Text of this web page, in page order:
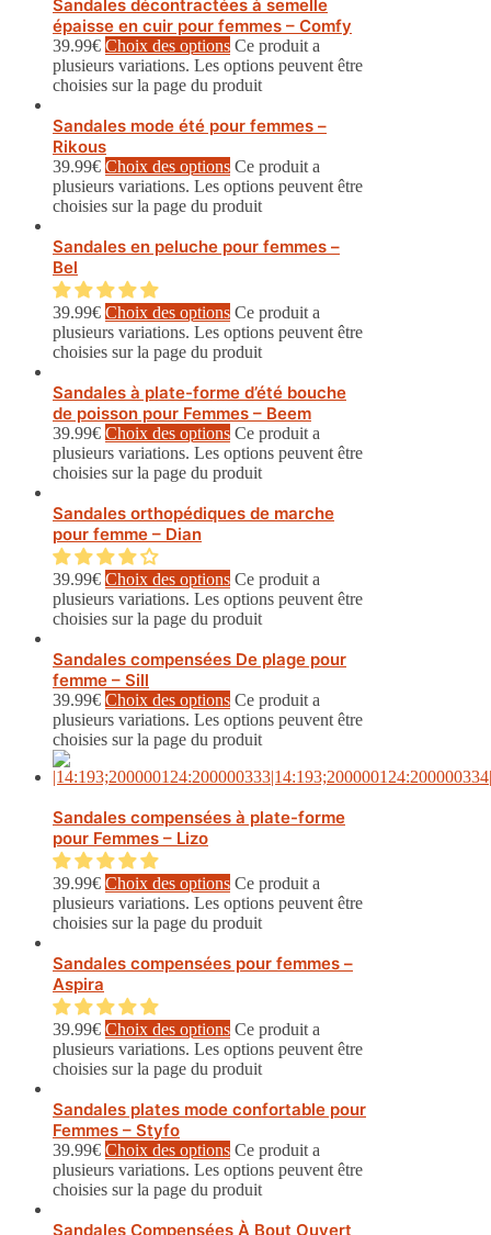
Sandales décontractées à semelle
épaisse en cuir pour femmes – Comfy
39.99€ Choix des options Ce produit a
plusieurs variations. Les options peuvent être
choisies sur la page du produit
Sandales mode été pour femmes –
Rikous
39.99€ Choix des options Ce produit a
plusieurs variations. Les options peuvent être
choisies sur la page du produit
Sandales en peluche pour femmes –
Bel
39.99€ Choix des options Ce produit a
plusieurs variations. Les options peuvent être
choisies sur la page du produit
Sandales à plate-forme d’été bouche
de poisson pour Femmes – Beem
39.99€ Choix des options Ce produit a
plusieurs variations. Les options peuvent être
choisies sur la page du produit
Sandales orthopédiques de marche
pour femme – Dian
39.99€ Choix des options Ce produit a
plusieurs variations. Les options peuvent être
choisies sur la page du produit
Sandales compensées De plage pour
femme – Sill
39.99€ Choix des options Ce produit a
plusieurs variations. Les options peuvent être
choisies sur la page du produit
Sandales compensées à plate-forme
pour Femmes – Lizo
39.99€ Choix des options Ce produit a
plusieurs variations. Les options peuvent être
choisies sur la page du produit
Sandales compensées pour femmes –
Aspira
39.99€ Choix des options Ce produit a
plusieurs variations. Les options peuvent être
choisies sur la page du produit
Sandales plates mode confortable pour
Femmes – Styfo
39.99€ Choix des options Ce produit a
plusieurs variations. Les options peuvent être
choisies sur la page du produit
Sandales Compensées À Bout Ouvert